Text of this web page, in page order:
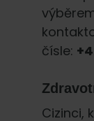
čísle:
Cizinci,